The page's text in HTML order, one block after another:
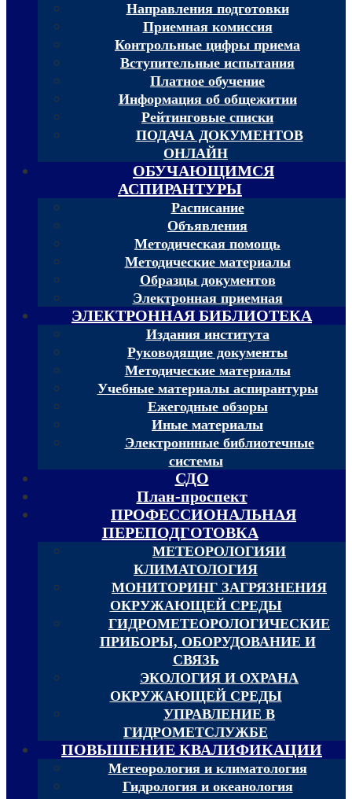
Направления подготовки
Приемная комиссия
Контрольные цифры приема
Вступительные испытания
Платное обучение
Информация об общежитии
Рейтинговые списки
ПОДАЧА ДОКУМЕНТОВ
ОНЛАЙН
ОБУЧАЮЩИМСЯ
АСПИРАНТУРЫ
Расписание
Объявления
Методическая помощь
Методические материалы
Образцы документов
Электронная приемная
ЭЛЕКТРОННАЯ БИБЛИОТЕКА
Издания института
Руководящие документы
Методические материалы
Учебные материалы аспирантуры
Ежегодные обзоры
Иные материалы
Электроннные библиотечные
системы
СДО
План-проспект
ПРОФЕССИОНАЛЬНАЯ
ПЕРЕПОДГОТОВКА
МЕТЕОРОЛОГИЯИ
КЛИМАТОЛОГИЯ
МОНИТОРИНГ ЗАГРЯЗНЕНИЯ
ОКРУЖАЮЩЕЙ СРЕДЫ
ГИДРОМЕТЕОРОЛОГИЧЕСКИЕ
ПРИБОРЫ, ОБОРУДОВАНИЕ И
СВЯЗЬ
ЭКОЛОГИЯ И ОХРАНА
ОКРУЖАЮЩЕЙ СРЕДЫ
УПРАВЛЕНИЕ В
ГИДРОМЕТСЛУЖБЕ
ПОВЫШЕНИЕ КВАЛИФИКАЦИИ
Метеорология и климатология
Гидрология и океанология